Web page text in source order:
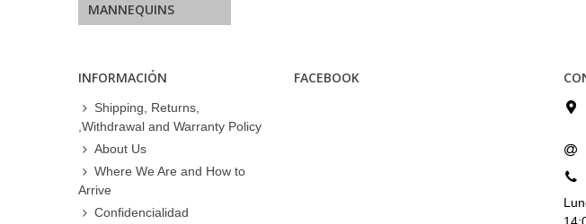
MANNEQUINS
INFORMACIÓN
Shipping, Returns,
,Withdrawal and Warranty Policy
About Us
Where We Are and How to
Arrive
Confidencialidad
FACEBOOK